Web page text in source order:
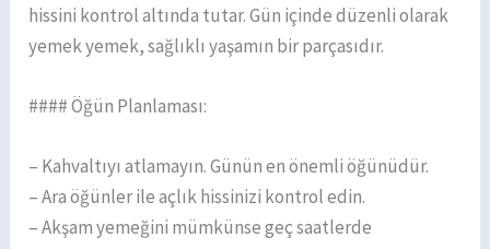
hissini kontrol altında tutar. Gün içinde düzenli olarak
yemek yemek, sağlıklı yaşamın bir parçasıdır.
#### Öğün Planlaması:
– Kahvaltıyı atlamayın. Günün en önemli öğünüdür.
– Ara öğünler ile açlık hissinizi kontrol edin.
– Akşam yemeğini mümkünse geç saatlerde